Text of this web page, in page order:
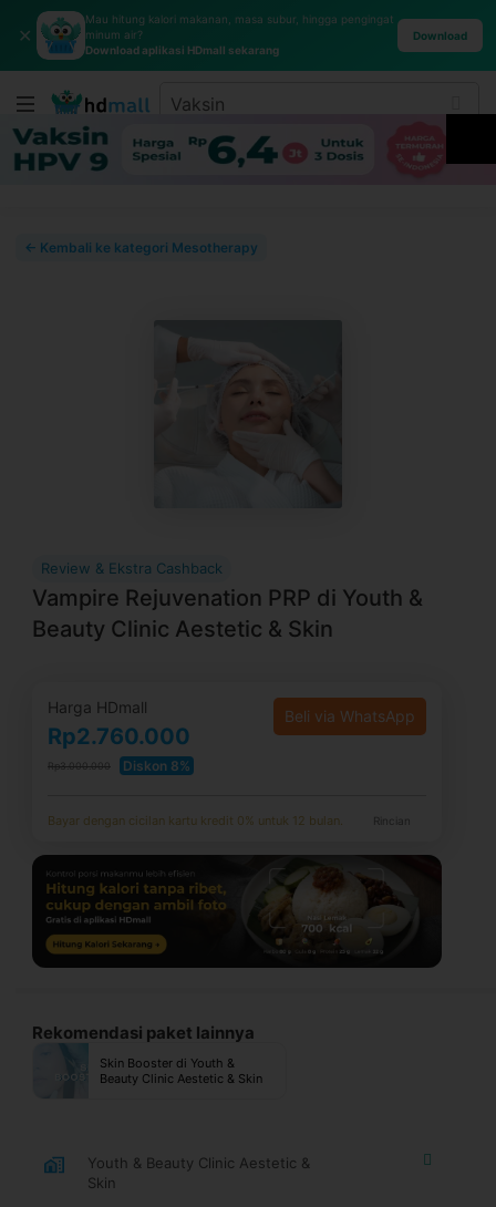
✕
Mau hitung kalori makanan, masa subur, hingga pengingat
minum air?
Download aplikasi HDmall sekarang
Download
← Kembali ke kategori Mesotherapy
Review & Ekstra Cashback
Vampire Rejuvenation PRP di Youth &
Beauty Clinic Aestetic & Skin
Harga HDmall
Rp2.760.000
Rp3.000.000 Diskon 8%
Beli via WhatsApp
Bayar dengan cicilan kartu kredit 0% untuk 12 bulan. Rincian
Rekomendasi paket lainnya
Skin Booster di Youth &
Beauty Clinic Aestetic & Skin
Youth & Beauty Clinic Aestetic &
Skin